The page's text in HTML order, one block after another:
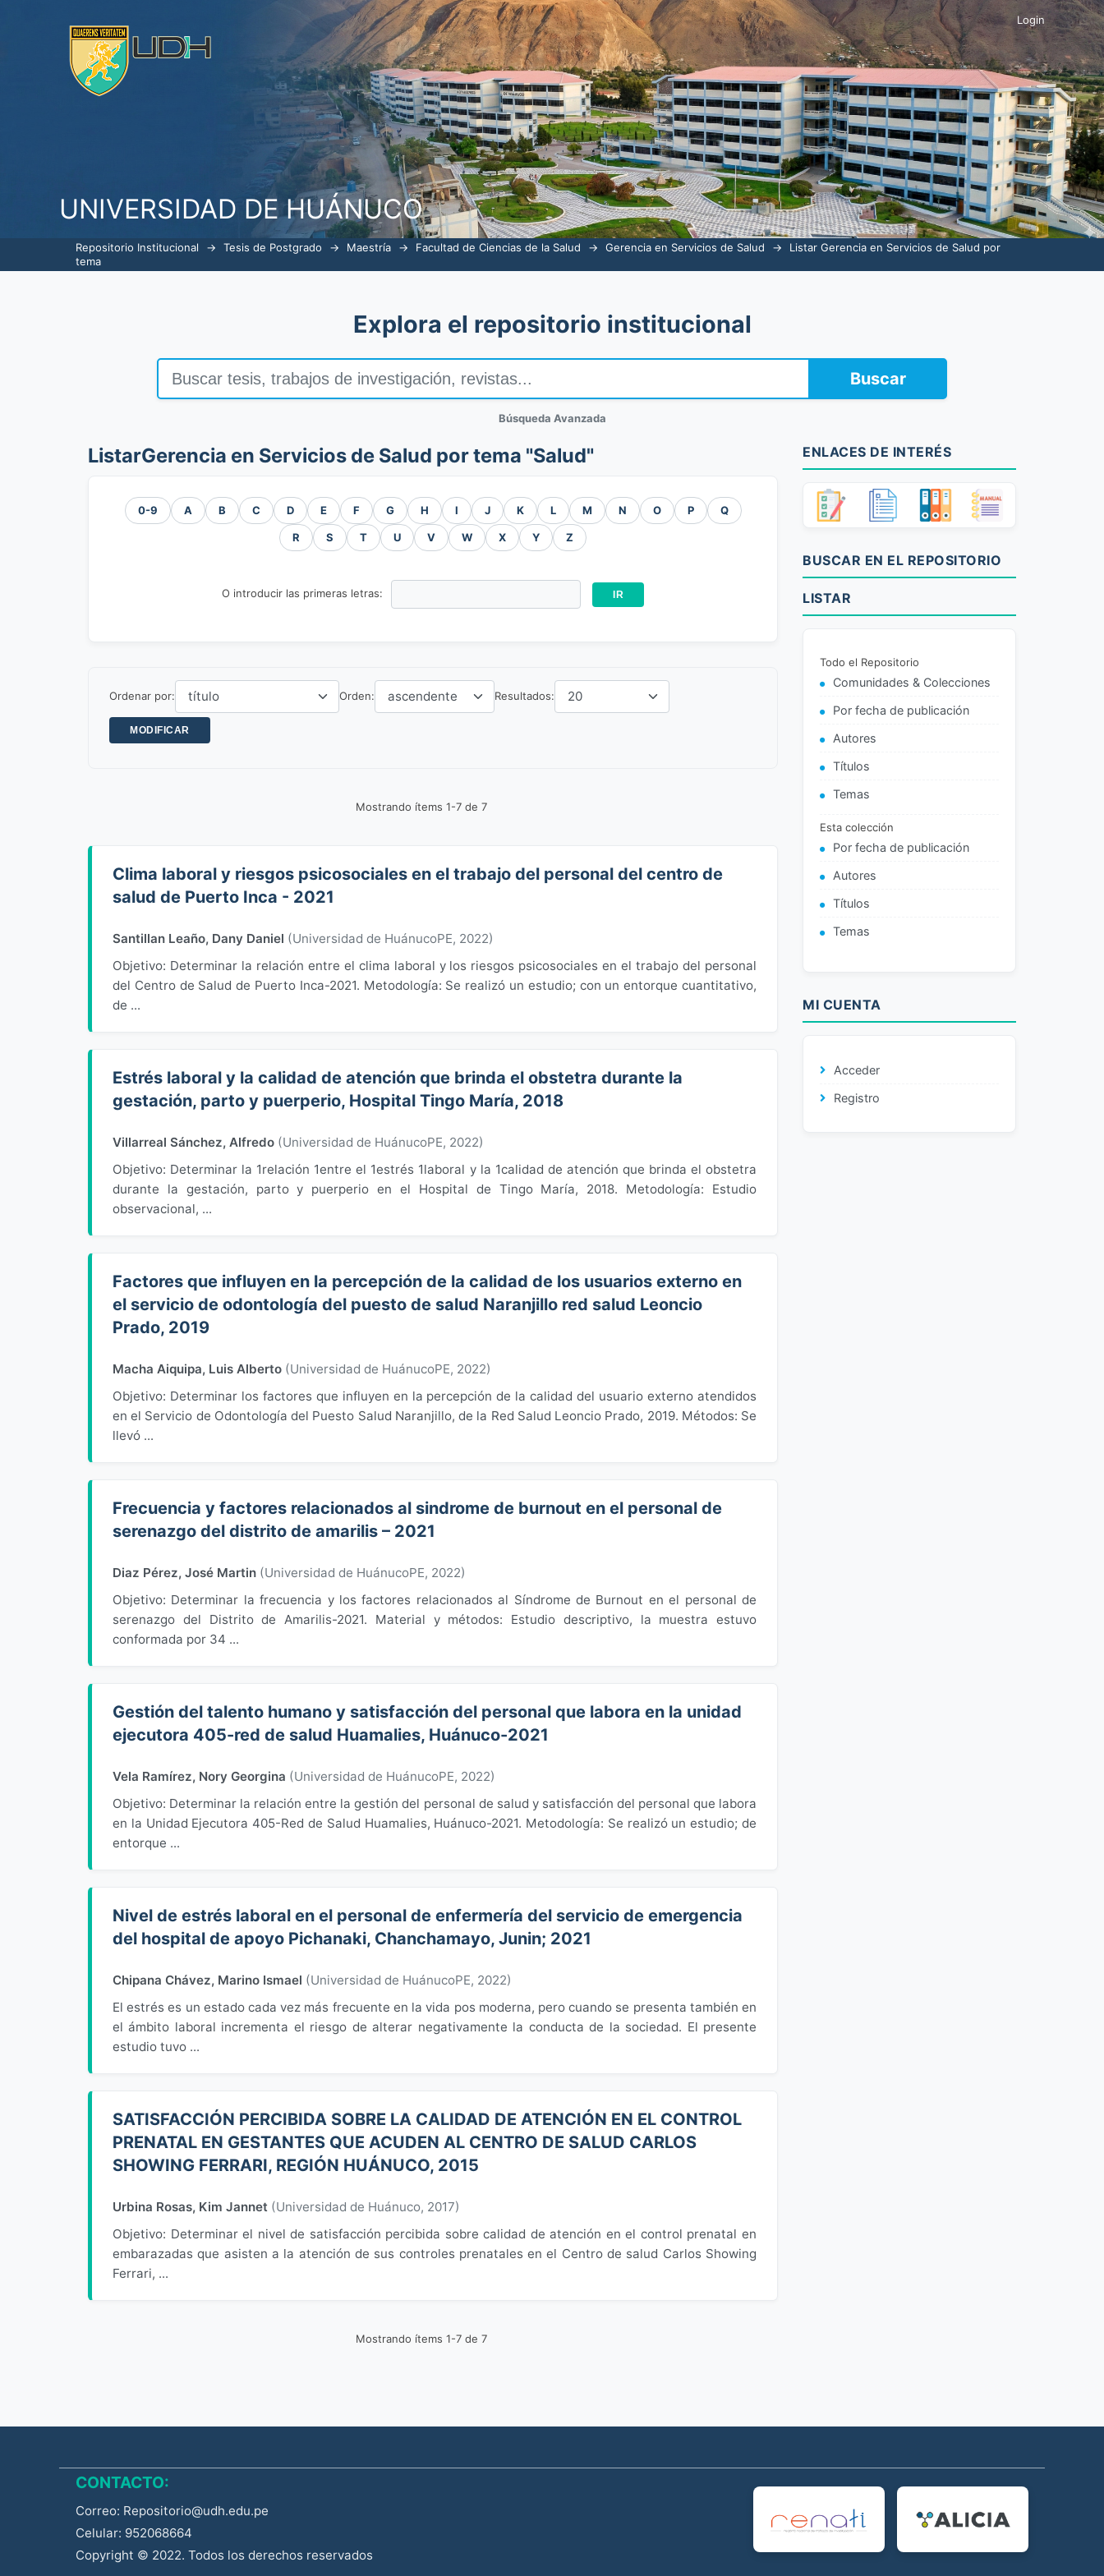
UNIVERSIDAD DE HUÁNUCO
ListarGerencia en Servicios de Salud por tema "Salud" Login
Repositorio Institucional → Tesis de Postgrado → Maestría → Facultad de Ciencias de la Salud → Gerencia en Servicios de Salud →
Listar Gerencia en Servicios de Salud por
tema
Explora el repositorio institucional
Buscar
Búsqueda Avanzada
ListarGerencia en Servicios de Salud por tema "Salud"
0-9 A B C D E F G H I J K L M N O P Q
R S T U V W X Y Z
O introducir las primeras letras:
Ordenar por: Orden: Resultados:
Mostrando ítems 1-7 de 7
Clima laboral y riesgos psicosociales en el trabajo del personal del centro de
salud de Puerto Inca - 2021
Santillan Leaño, Dany Daniel (Universidad de HuánucoPE, 2022)
Objetivo: Determinar la relación entre el clima laboral y los riesgos psicosociales en el trabajo del personal
del Centro de Salud de Puerto Inca-2021. Metodología: Se realizó un estudio; con un entorque cuantitativo,
de ...
Estrés laboral y la calidad de atención que brinda el obstetra durante la
gestación, parto y puerperio, Hospital Tingo María, 2018
Villarreal Sánchez, Alfredo (Universidad de HuánucoPE, 2022)
Objetivo: Determinar la 1relación 1entre el 1estrés 1laboral y la 1calidad de atención que brinda el obstetra
durante la gestación, parto y puerperio en el Hospital de Tingo María, 2018. Metodología: Estudio
observacional, ...
Factores que influyen en la percepción de la calidad de los usuarios externo en
el servicio de odontología del puesto de salud Naranjillo red salud Leoncio
Prado, 2019
Macha Aiquipa, Luis Alberto (Universidad de HuánucoPE, 2022)
Objetivo: Determinar los factores que influyen en la percepción de la calidad del usuario externo atendidos
en el Servicio de Odontología del Puesto Salud Naranjillo, de la Red Salud Leoncio Prado, 2019. Métodos: Se
llevó ...
Frecuencia y factores relacionados al sindrome de burnout en el personal de
serenazgo del distrito de amarilis – 2021
Diaz Pérez, José Martin (Universidad de HuánucoPE, 2022)
Objetivo: Determinar la frecuencia y los factores relacionados al Síndrome de Burnout en el personal de
serenazgo del Distrito de Amarilis-2021. Material y métodos: Estudio descriptivo, la muestra estuvo
conformada por 34 ...
Gestión del talento humano y satisfacción del personal que labora en la unidad
ejecutora 405-red de salud Huamalies, Huánuco-2021
Vela Ramírez, Nory Georgina (Universidad de HuánucoPE, 2022)
Objetivo: Determinar la relación entre la gestión del personal de salud y satisfacción del personal que labora
en la Unidad Ejecutora 405-Red de Salud Huamalies, Huánuco-2021. Metodología: Se realizó un estudio; de
entorque ...
Nivel de estrés laboral en el personal de enfermería del servicio de emergencia
del hospital de apoyo Pichanaki, Chanchamayo, Junin; 2021
Chipana Chávez, Marino Ismael (Universidad de HuánucoPE, 2022)
El estrés es un estado cada vez más frecuente en la vida pos moderna, pero cuando se presenta también en
el ámbito laboral incrementa el riesgo de alterar negativamente la conducta de la sociedad. El presente
estudio tuvo ...
SATISFACCIÓN PERCIBIDA SOBRE LA CALIDAD DE ATENCIÓN EN EL CONTROL
PRENATAL EN GESTANTES QUE ACUDEN AL CENTRO DE SALUD CARLOS
SHOWING FERRARI, REGIÓN HUÁNUCO, 2015
Urbina Rosas, Kim Jannet (Universidad de Huánuco, 2017)
Objetivo: Determinar el nivel de satisfacción percibida sobre calidad de atención en el control prenatal en
embarazadas que asisten a la atención de sus controles prenatales en el Centro de salud Carlos Showing
Ferrari, ...
Mostrando ítems 1-7 de 7
ENLACES DE INTERÉS
BUSCAR EN EL REPOSITORIO
LISTAR
Todo el Repositorio
Comunidades & Colecciones
Por fecha de publicación
Autores
Títulos
Temas
Esta colección
Por fecha de publicación
Autores
Títulos
Temas
MI CUENTA
Acceder
Registro
CONTACTO:
Correo: Repositorio@udh.edu.pe
Celular: 952068664
Copyright © 2022. Todos los derechos reservados